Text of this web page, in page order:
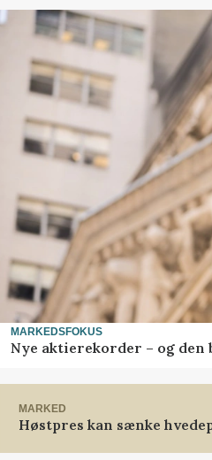
MARKEDSFOKUS
Nye aktierekorder – og
MARKED
Høstpres kan sænke